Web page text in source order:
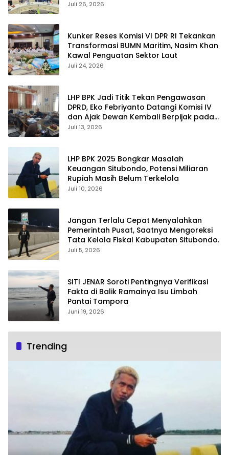
Sejumlah Aspirasi
Juli 26, 2026
Kunker Reses Komisi VI DPR RI Tekankan
Transformasi BUMN Maritim, Nasim Khan
Kawal Penguatan Sektor Laut
Juli 24, 2026
LHP BPK Jadi Titik Tekan Pengawasan
DPRD, Eko Febriyanto Datangi Komisi IV
dan Ajak Dewan Kembali Berpijak pada
Dokumen Resmi Negara
Juli 13, 2026
LHP BPK 2025 Bongkar Masalah
Keuangan Situbondo, Potensi Miliaran
Rupiah Masih Belum Terkelola
Juli 10, 2026
Jangan Terlalu Cepat Menyalahkan
Pemerintah Pusat, Saatnya Mengoreksi
Tata Kelola Fiskal Kabupaten Situbondo.
Juli 5, 2026
SITI JENAR Soroti Pentingnya Verifikasi
Fakta di Balik Ramainya Isu Limbah
Pantai Tampora
Juni 19, 2026
Trending